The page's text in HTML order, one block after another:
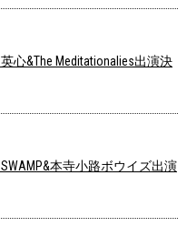
心&The Meditationalies出演決
本寺小路ボウイズ出演